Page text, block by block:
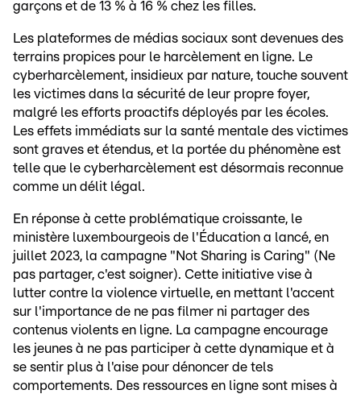
garçons et de 13 % à 16 % chez les filles.
Les plateformes de médias sociaux sont devenues des
terrains propices pour le harcèlement en ligne. Le
cyberharcèlement, insidieux par nature, touche souvent
les victimes dans la sécurité de leur propre foyer,
malgré les efforts proactifs déployés par les écoles.
Les effets immédiats sur la santé mentale des victimes
sont graves et étendus, et la portée du phénomène est
telle que le cyberharcèlement est désormais reconnue
comme un délit légal.
En réponse à cette problématique croissante, le
ministère luxembourgeois de l'Éducation a lancé, en
juillet 2023, la campagne "Not Sharing is Caring" (Ne
pas partager, c'est soigner). Cette initiative vise à
lutter contre la violence virtuelle, en mettant l'accent
sur l'importance de ne pas filmer ni partager des
contenus violents en ligne. La campagne encourage
les jeunes à ne pas participer à cette dynamique et à
se sentir plus à l'aise pour dénoncer de tels
comportements. Des ressources en ligne sont mises à